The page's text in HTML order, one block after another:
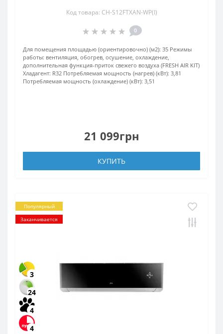
Код товара: CH-S12FTXAN-WP(I)
0
Для помещения площадью (ориентировочно) (м2): 35 Режимы
работы: вентиляция, обогрев, осушение, охлаждение,
дополнительная функция-приток свежего воздуха (FRESH AIR KIT)
Хладагент: R32 Потребляемая мощность (нагрев) (кВт): 3,81
Потребляемая мощность (охлаждение) (кВт): 3,51
21 099грн
КУПИТЬ
Популярный
Заканчивается
3
24
4
4